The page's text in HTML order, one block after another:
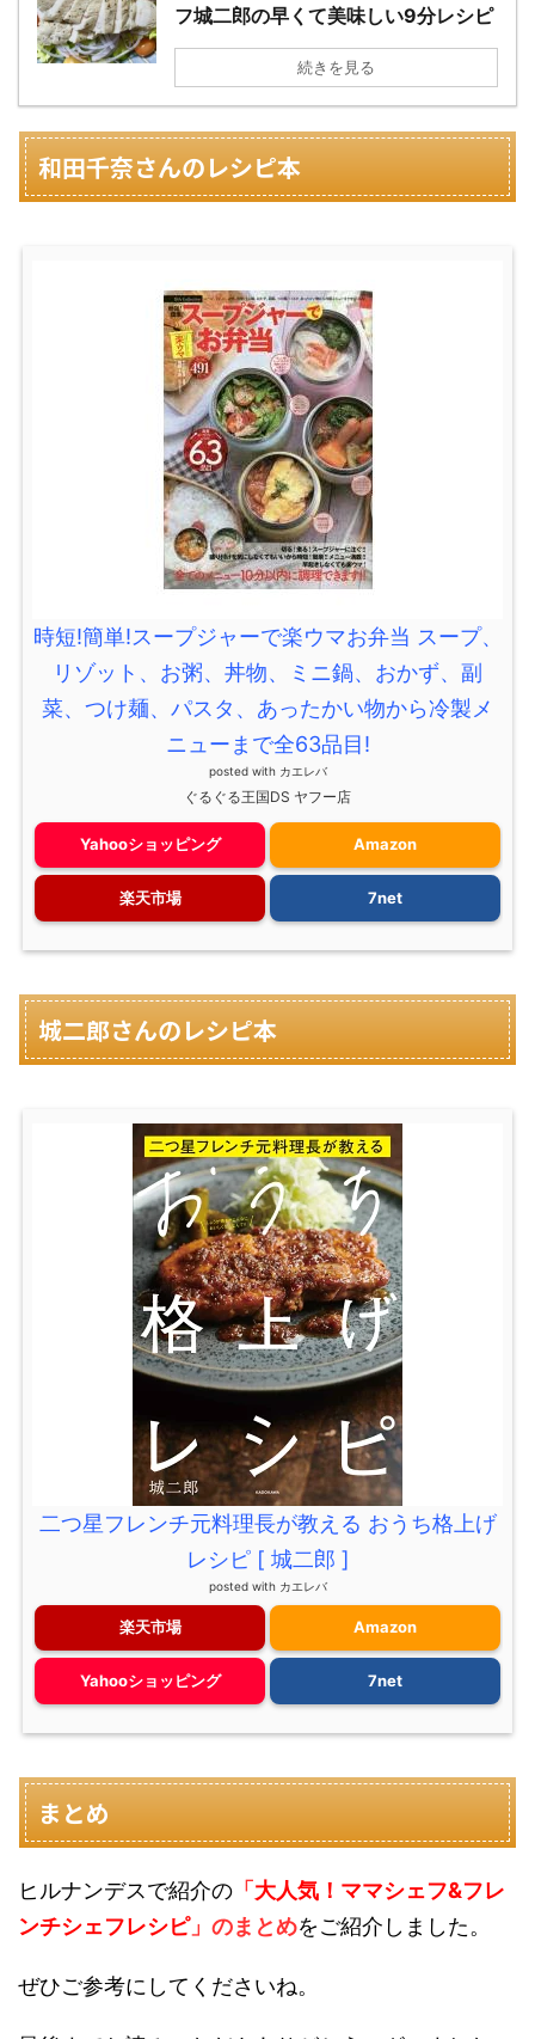
フ城二郎の早くて美味しい9分レシピ
続きを見る
和田千奈さんのレシピ本
時短!簡単!スープジャーで楽ウマお弁当 スープ、
リゾット、お粥、丼物、ミニ鍋、おかず、副
菜、つけ麺、パスタ、あったかい物から冷製メ
ニューまで全63品目!
posted with カエレバ
ぐるぐる王国DS ヤフー店
Yahooショッピング Amazon
楽天市場 7net
城二郎さんのレシピ本
二つ星フレンチ元料理長が教える おうち格上げ
レシピ [ 城二郎 ]
posted with カエレバ
楽天市場 Amazon
Yahooショッピング 7net
まとめ
ヒルナンデスで紹介の 「大人気！ママシェフ&フレ
ンチシェフレシピ」のまとめをご紹介しました。
ぜひご参考にしてくださいね。